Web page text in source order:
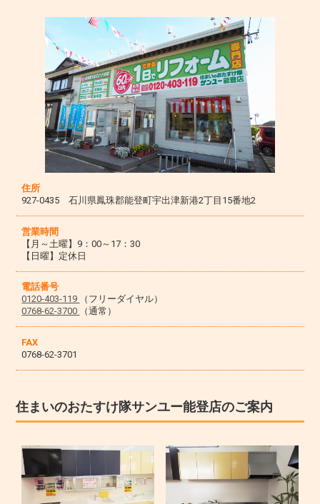
住所
927-0435 石川県鳳珠郡能登町宇出津新港2丁目15番地2
営業時間
【月～土曜】9：00～17：30
【日曜】定休日
電話番号
0120-403-119
（フリーダイヤル）
0768-62-3700
（通常）
FAX
0768-62-3701
住まいのおたすけ隊サンユー能登店のご案内